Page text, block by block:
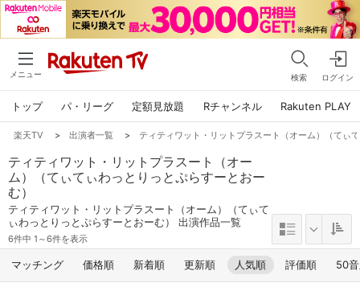
メニュー 検索 ログイン
トップ パ・リーグ 定額見放題 Rチャンネル Rakuten PLAY
楽天TV > 出演者一覧 > ティティワット・リットプラスート（オーム）（てぃ
ティティワット・リットプラスート（オー
ム）（てぃてぃわっとりっとぷらすーとおー
む）
ティティワット・リットプラスート（オーム）（てぃて
ぃわっとりっとぷらすーとおーむ） 出演作品一覧
6件中 1～6件を表示
マッチング 価格順 新着順 更新順 人気順 評価順 50